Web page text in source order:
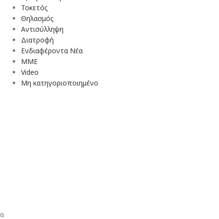
Τοκετός
Θηλασμός
Αντισύλληψη
Διατροφή
Ενδιαφέροντα Νέα
ΜΜΕ
Video
Μη κατηγοριοποιημένο